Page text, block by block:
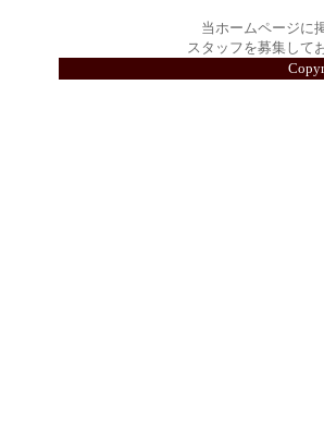
当ホームページに
スタッフを募集して